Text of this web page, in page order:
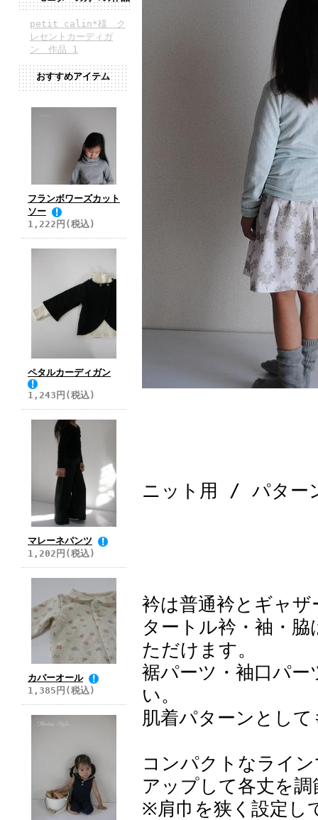
petit calin*様 ク
レセントカーディガ
ン 作品 1
おすすめアイテム
フランボワーズカット
ソー
1,222円(税込)
ペタルカーディガン
1,243円(税込)
マレーネパンツ
1,202円(税込)
カバーオール
1,385円(税込)
ニット用 / パター
衿は普通衿とギャザ
タートル衿・袖・
ただけます。
裾パーツ・袖口パ
い。
肌着パターンとして
コンパクトなライ
アップして各丈を
※肩巾を狭く設定し